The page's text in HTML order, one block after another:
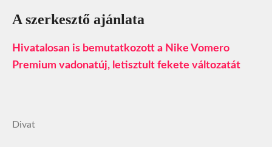
A szerkesztő ajánlata
Hivatalosan is bemutatkozott a Nike Vomero
Premium vadonatúj, letisztult fekete változatát
Divat